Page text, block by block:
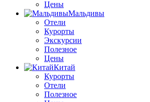
Цены
Мальдивы
Отели
Курорты
Экскурсии
Полезное
Цены
Китай
Курорты
Отели
Полезное